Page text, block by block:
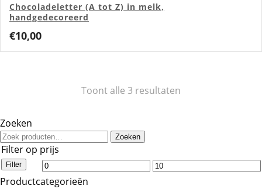
Chocoladeletter (A tot Z) in melk,
handgedecoreerd
€10,00
Toont alle 3 resultaten
Zoeken
Zoeken
Filter op prijs
Min.
prijs
Max.
Filter
Productcategorieën